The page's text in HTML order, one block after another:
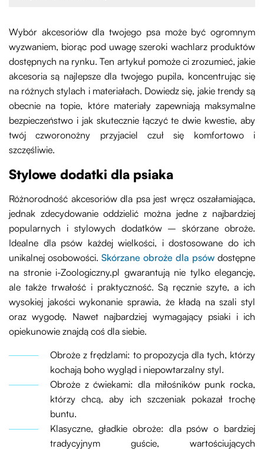
Wybór akcesoriów dla twojego psa może być ogromnym
wyzwaniem, biorąc pod uwagę szeroki wachlarz produktów
dostępnych na rynku. Ten artykuł pomoże ci zrozumieć, jakie
akcesoria są najlepsze dla twojego pupila, koncentrując się
na różnych stylach i materiałach. Dowiedz się, jakie trendy są
obecnie na topie, które materiały zapewniają maksymalne
bezpieczeństwo i jak skutecznie łączyć te dwie kwestie, aby
twój czworonożny przyjaciel czuł się komfortowo i
szczęśliwie.
Stylowe dodatki dla psiaka
Różnorodność akcesoriów dla psa jest wręcz oszałamiająca,
jednak zdecydowanie oddzielić można jedne z najbardziej
popularnych i stylowych dodatków – skórzane obroże.
Idealne dla psów każdej wielkości, i dostosowane do ich
unikalnej osobowości. Skórzane obroże dla psów dostępne
na stronie i-Zoologiczny.pl gwarantują nie tylko elegancję,
ale także trwałość i praktyczność. Są ręcznie szyte, a ich
wysokiej jakości wykonanie sprawia, że kładą na szali styl
oraz wygodę. Nawet najbardziej wymagający psiaki i ich
opiekunowie znajdą coś dla siebie.
Obroże z frędzlami: to propozycja dla tych, którzy
kochają boho wygląd i niepowtarzalny styl.
Obroże z ćwiekami: dla miłośników punk rocka,
którzy chcą, aby ich szczeniak pokazał trochę
buntu.
Klasyczne, gładkie obroże: dla psów o bardziej
tradycyjnym guście, wartościujących